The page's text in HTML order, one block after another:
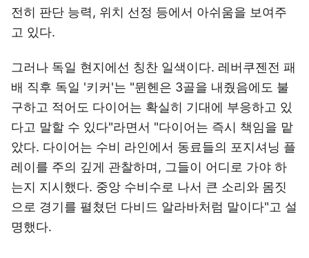
전히 판단 능력, 위치 선정 등에서 아쉬움을 보여주
고 있다.
그러나 독일 현지에선 칭찬 일색이다. 레버쿠젠전 패
배 직후 독일 '키커'는 "뮌헨은 3골을 내줬음에도 불
구하고 적어도 다이어는 확실히 기대에 부응하고 있
다고 말할 수 있다"라면서 "다이어는 즉시 책임을 맡
았다. 다이어는 수비 라인에서 동료들의 포지셔닝 플
레이를 주의 깊게 관찰하며, 그들이 어디로 가야 하
는지 지시했다. 중앙 수비수로 나서 큰 소리와 몸짓
으로 경기를 펼쳤던 다비드 알라바처럼 말이다"고 설
명했다.